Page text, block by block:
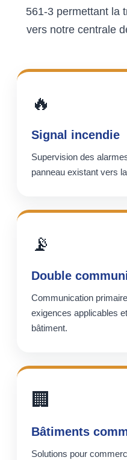
561-3 permettant la
vers notre centrale
🔥
Signal incendie
Supervision des
panneau existant vers
📡
Double
Communication
exigences applicables
bâtiment.
🏢
Bâtiments
Solutions pour